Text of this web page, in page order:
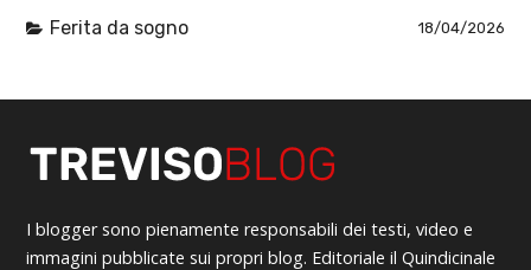
Ferita da sogno 18/04/2026
I blogger sono pienamente responsabili dei testi, video e
immagini pubblicate sui propri blog. Editoriale il Quindicinale